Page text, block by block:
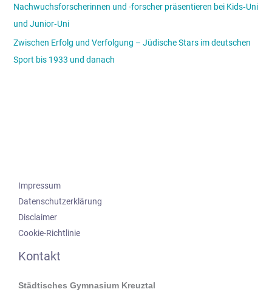
Nachwuchsforscherinnen und -forscher präsentieren bei Kids‑Uni
und Junior‑Uni
Zwischen Erfolg und Verfolgung – Jüdische Stars im deutschen
Sport bis 1933 und danach
Impressum
Datenschutzerklärung
Disclaimer
Cookie-Richtlinie
Kontakt
Städtisches Gymnasium Kreuztal